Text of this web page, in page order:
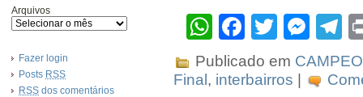
Arquivos
Fazer login
Posts RSS
RSS dos comentários
WhatsApp
Facebook
Twitter
Publicado em
Final , interbairros